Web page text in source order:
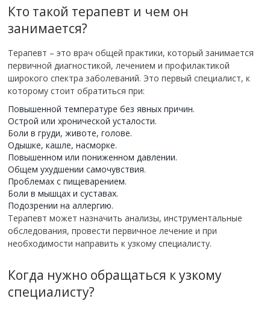
Кто такой терапевт и чем он
занимается?
Терапевт – это врач общей практики, который занимается
первичной диагностикой, лечением и профилактикой
широкого спектра заболеваний. Это первый специалист, к
которому стоит обратиться при:
Повышенной температуре без явных причин.
Острой или хронической усталости.
Боли в груди, животе, голове.
Одышке, кашле, насморке.
Повышенном или пониженном давлении.
Общем ухудшении самочувствия.
Проблемах с пищеварением.
Боли в мышцах и суставах.
Подозрении на аллергию.
Терапевт может назначить анализы, инструментальные
обследования, провести первичное лечение и при
необходимости направить к узкому специалисту.
Когда нужно обращаться к узкому
специалисту?